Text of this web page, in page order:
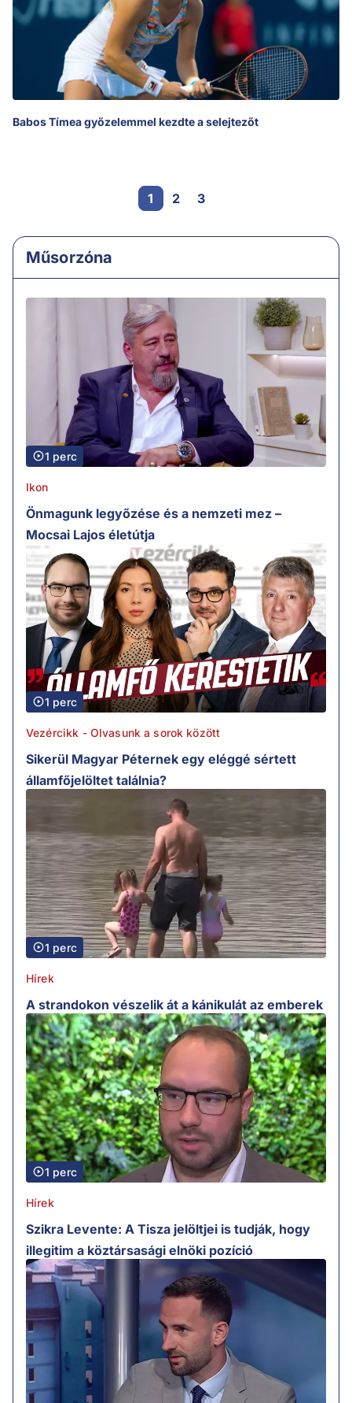
Babos Tímea győzelemmel kezdte a selejtezőt
1 2 3
Műsorzóna
1 perc
Ikon
Önmagunk legyőzése és a nemzeti mez –
Mocsai Lajos életútja
1 perc
Vezércikk - Olvasunk a sorok között
Sikerül Magyar Péternek egy eléggé sértett
államfőjelöltet találnia?
1 perc
Hírek
A strandokon vészelik át a kánikulát az emberek
1 perc
Hírek
Szikra Levente: A Tisza jelöltjei is tudják, hogy
illegitim a köztársasági elnöki pozíció